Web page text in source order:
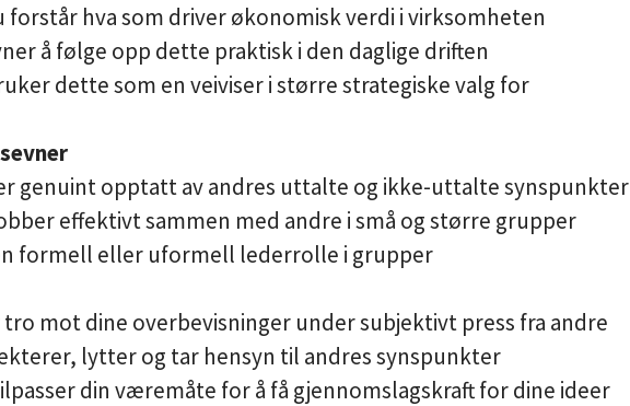
forstår hva som driver økonomisk verdi i virksomheten
å følge opp dette praktisk i den daglige driften
dette som en veiviser i større strategiske valg for
genuint opptatt av andres uttalte og ikke-uttalte synspunkter
effektivt sammen med andre i små og større grupper
formell eller uformell lederrolle i grupper
mot dine overbevisninger under subjektivt press fra andre
lytter og tar hensyn til andres synspunkter
din væremåte for å få gjennomslagskraft for dine ideer